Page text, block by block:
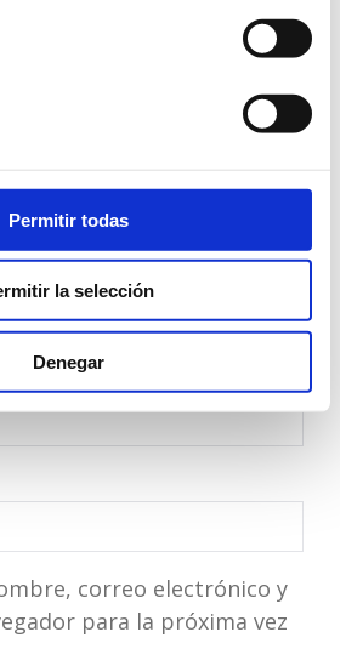
Permitir todas
la selección
Denegar
*
correo electrónico y
para la próxima vez